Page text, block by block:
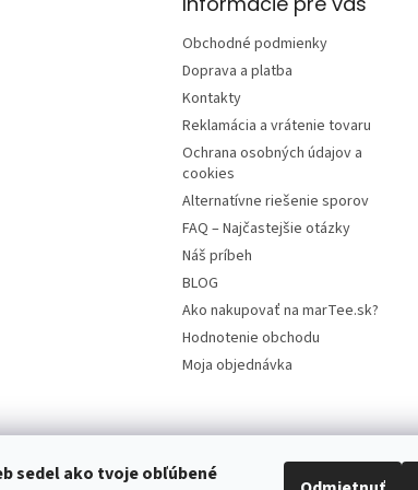
sedel ako tvoje obľúbené
Obchodné podmienky
Doprava a platba
Kontakty
Reklamácia a vrátenie tovaru
Ochrana osobných údajov a
cookies
Alternatívne riešenie sporov
FAQ – Najčastejšie otázky
Náš príbeh
BLOG
Ako nakupovať na marTee.sk?
Hodnotenie obchodu
Moja objednávka